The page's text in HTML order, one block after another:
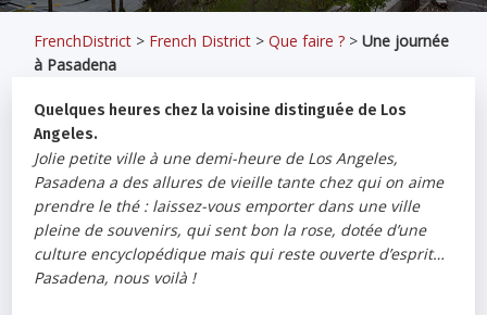
FrenchDistrict > French District >Que faire ? >Une journée
à Pasadena
Quelques heures chez la voisine distinguée de Los
Angeles.
Jolie petite ville à une demi-heure de Los Angeles,
Pasadena a des allures de vieille tante chez qui on aime
prendre le thé : laissez-vous emporter dans une ville
pleine de souvenirs, qui sent bon la rose, dotée d’une
culture encyclopédique mais qui reste ouverte d’esprit…
Pasadena, nous voilà !